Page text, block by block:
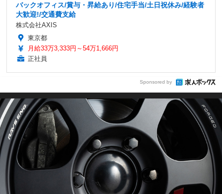
バックオフィス/賞与・昇給あり/住宅手当/土日祝休み/経験者
大歓迎!/交通費支給
株式会社AXIS
東京都
月給33万3,333円～54万1,666円
正社員
Sponsored by